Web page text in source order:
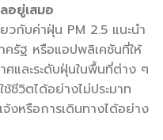
อยู่เสมอ
กับค่าฝุ่น PM 2.5 แนะนำ
รัฐ หรือแอปพลิเคชันที่ให้
และระดับฝุ่นในพื้นที่ต่าง ๆ
ชีวิตได้อย่างไม่ประมาท
งหรือการเดินทางได้อย่าง